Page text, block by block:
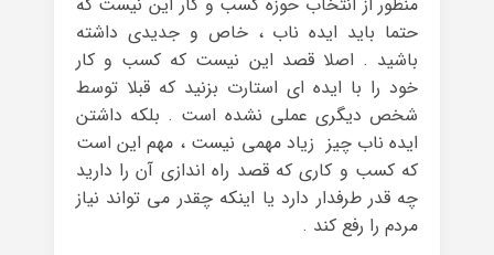
حتما باید ایده ناب ، خاص و جدیدی داشته
باشید . اصلا قصد این نیست که کسب و کار
خود را با ایده ای استارت بزنید که قبلا توسط
شخص دیگری عملی نشده است . بلکه داشتن
ایده ناب چیز زیاد مهمی نیست ، مهم این است
که کسب و کاری که قصد راه اندازی آن را دارید
چه قدر طرفدار دارد یا اینکه چقدر می تواند نیاز
مردم را رفع کند .